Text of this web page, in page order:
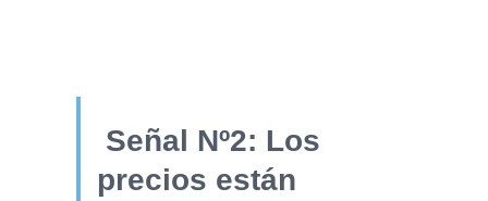
Señal Nº2: Los
precios están